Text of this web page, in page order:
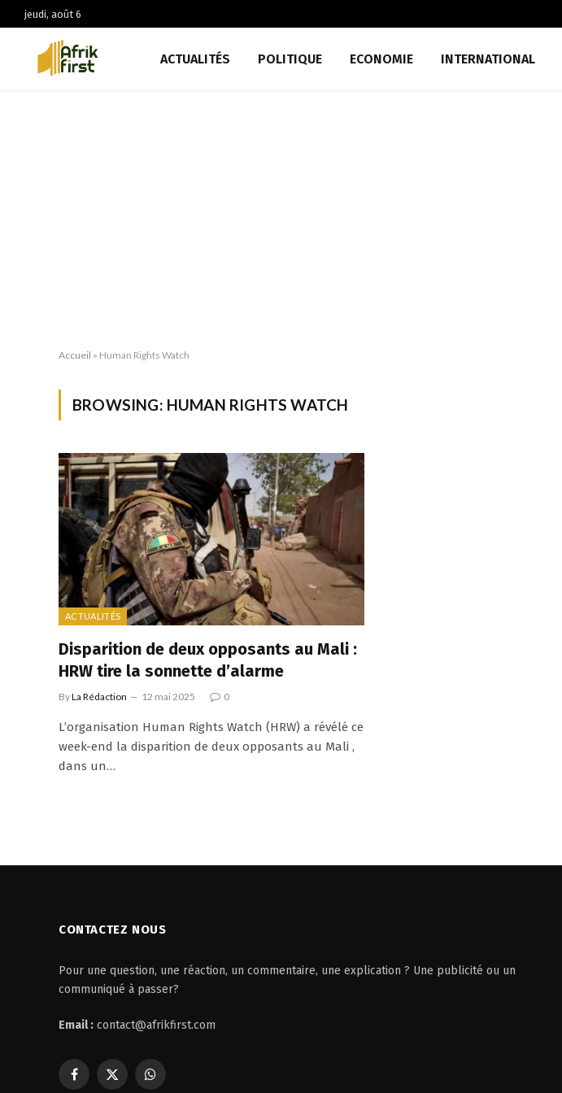
jeudi, août 6
ACTUALITÉS POLITIQUE ECONOMIE INTERNATIONAL
Accueil » Human Rights Watch
BROWSING: HUMAN RIGHTS WATCH
ACTUALITÉS
Disparition de deux opposants au Mali :
HRW tire la sonnette d’alarme
ByLa Rédaction 12 mai 2025 0
L’organisation Human Rights Watch (HRW) a révélé ce
week-end la disparition de deux opposants au Mali ,
dans un…
CONTACTEZ NOUS
Pour une question, une réaction, un commentaire, une explication ? Une publicité ou un
communiqué à passer?
Email : contact@afrikfirst.com
Facebook
X
WhatsApp